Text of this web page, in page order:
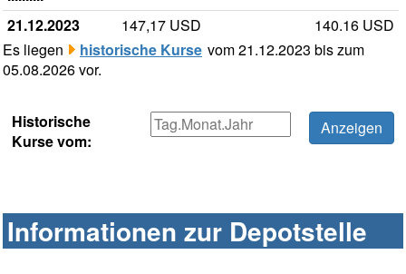
21.12.2023
147,17 USD
140.16 USD
Es liegen
historische Kurse vom 21.12.2023 bis zum
05.08.2026 vor.
Historische
Kurse vom:
Informationen zur Depotstelle